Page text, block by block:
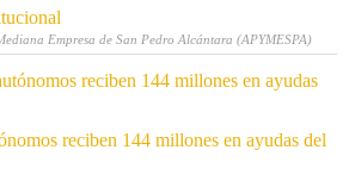
Empresa de San Pedro Alcántara (APYMESPA)
reciben 144 millones en ayudas del